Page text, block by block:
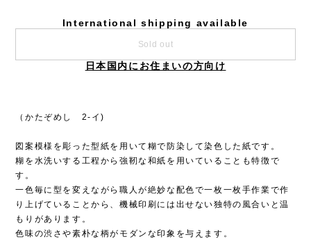
International shipping available
Sold out
日本国内にお住まいの方向け
（かたぞめし 2-イ)
図案模様を彫った型紙を用いて糊で防染して染色した紙です。
糊を水洗いする工程から強靭な和紙を用いていることも特徴で
す。
一色毎に型を変えながら職人が絶妙な配色で一枚一枚手作業で作
り上げていることから、機械印刷には出せない独特の風合いと温
もりがあります。
色味の渋さや素朴な柄がモダンな印象を与えます。